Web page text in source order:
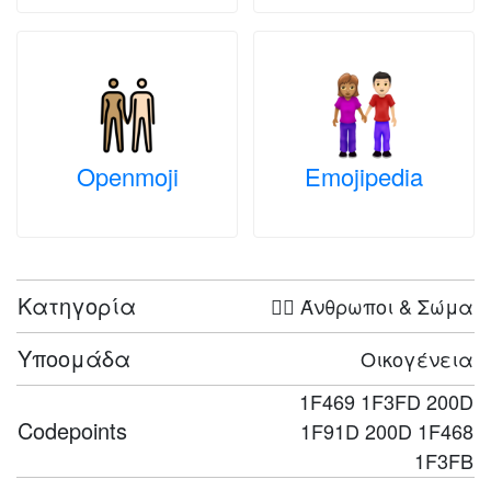
Openmoji Emojipedia
Κατηγορία 🤦‍♀️ Άνθρωποι & Σώμα
Υποομάδα Οικογένεια
Codepoints
1F469 1F3FD 200D
1F91D 200D 1F468
1F3FB